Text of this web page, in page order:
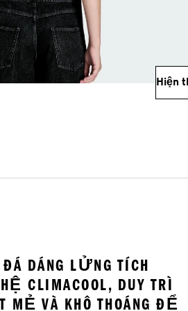
Hiện
DÁNG LỬNG TÍCH
CLIMACOOL, DUY TRÌ
MẺ VÀ KHÔ THOÁNG ĐỂ